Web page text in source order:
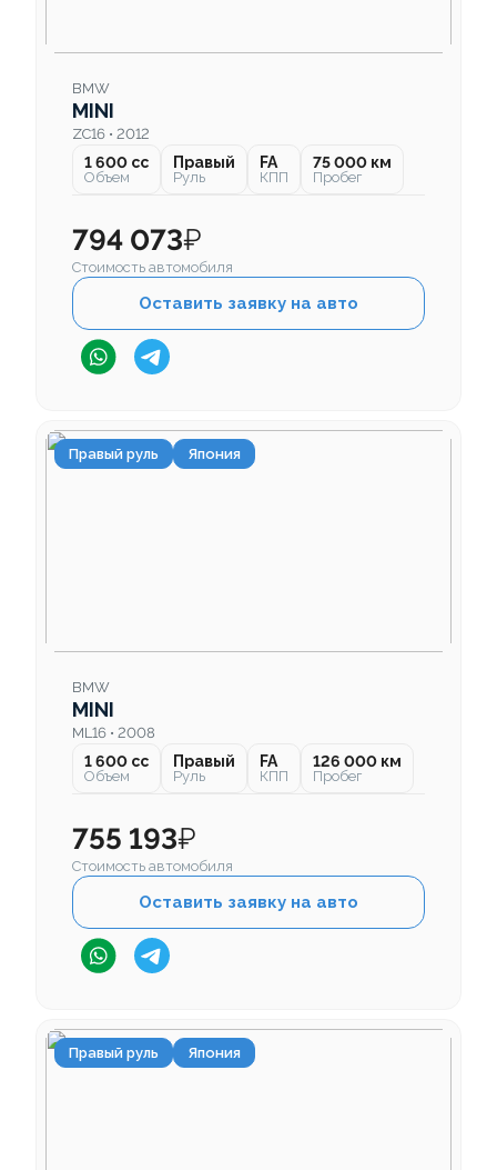
BMW
MINI
ZC16 • 2012
1 600 cc
Объем
Правый
Руль
FA
КПП
75 000 км
Пробег
794 073₽
Стоимость автомобиля
Оставить заявку на авто
Правый руль Япония
BMW
MINI
ML16 • 2008
1 600 cc
Объем
Правый
Руль
FA
КПП
126 000 км
Пробег
755 193₽
Стоимость автомобиля
Оставить заявку на авто
Правый руль Япония